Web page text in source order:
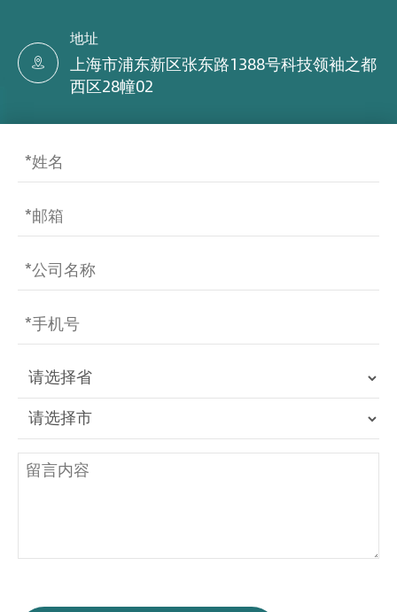

地址
上海市浦东新区张东路1388号科技领袖之都
西区28幢02